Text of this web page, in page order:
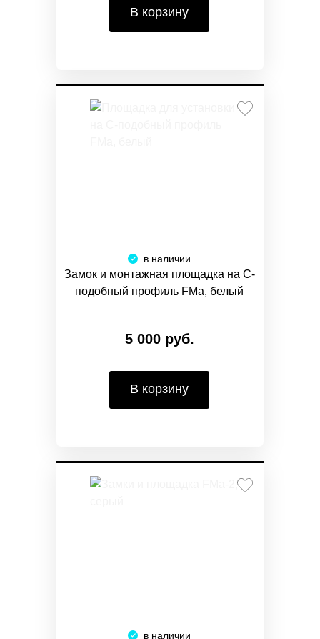
В корзину
в наличии
Замок и монтажная площадка на С-
подобный профиль FMa, белый
5 000 руб.
В корзину
в наличии